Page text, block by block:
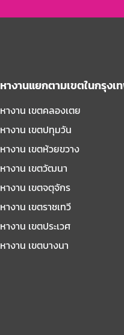
หางานแยกตามเขตในกรุงเ
หางาน เขตคลองเตย
หางาน เขตปทุมวัน
หางาน เขตห้วยขวาง
หางาน เขตวัฒนา
หางาน เขตจตุจักร
หางาน เขตราชเทวี
หางาน เขตประเวศ
หางาน เขตบางนา